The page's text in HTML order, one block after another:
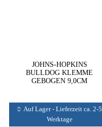
JOHNS-HOPKINS
BULLDOG KLEMME
GEBOGEN 9,0CM
Auf Lager - Lieferzeit ca. 2-5
Werktage